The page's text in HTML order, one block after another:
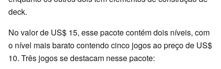
deck.
No valor de US$ 15, esse pacote contém dois níveis, com
o nível mais barato contendo cinco jogos ao preço de US$
10. Três jogos se destacam nesse pacote: